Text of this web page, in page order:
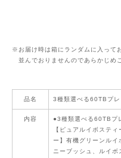
※お届け時は箱にランダムに入って
並んでおりませんのであらかじめ
品名 3種類選べる60TBプ
内容
●3種類選べる60TBプ
【ピュアルイボステ
ー】有機グリーンル
ニーブッシュ、ルイ